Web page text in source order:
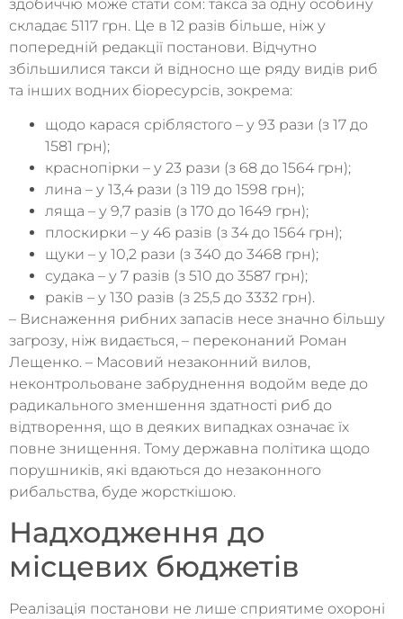
здобиччю може стати сом: такса за одну особину
складає 5117 грн. Це в 12 разів більше, ніж у
попередній редакції постанови. Відчутно
збільшилися такси й відносно ще ряду видів риб
та інших водних біоресурсів, зокрема:
щодо карася сріблястого – у 93 рази (з 17 до
1581 грн);
краснопірки – у 23 рази (з 68 до 1564 грн);
лина – у 13,4 рази (з 119 до 1598 грн);
ляща – у 9,7 разів (з 170 до 1649 грн);
плоскирки – у 46 разів (з 34 до 1564 грн);
щуки – у 10,2 рази (з 340 до 3468 грн);
судака – у 7 разів (з 510 до 3587 грн);
раків – у 130 разів (з 25,5 до 3332 грн).
– Виснаження рибних запасів несе значно більшу
загрозу, ніж видається, – переконаний Роман
Лещенко. – Масовий незаконний вилов,
неконтрольоване забруднення водойм веде до
радикального зменшення здатності риб до
відтворення, що в деяких випадках означає їх
повне знищення. Тому державна політика щодо
порушників, які вдаються до незаконного
рибальства, буде жорсткішою.
Надходження до
місцевих бюджетів
Реалізація постанови не лише сприятиме охороні